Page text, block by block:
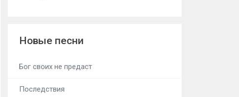
Новые песни
Бог своих не предаст
Последствия